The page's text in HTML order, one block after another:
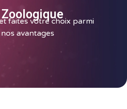
Zoologique
faites votre choix parmi
avantages